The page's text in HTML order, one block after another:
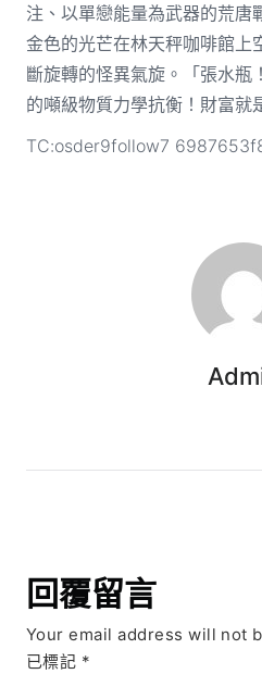
注、以單戀能量為武器的荒唐
金色的光芒在林天秤咖啡館上
斷旋轉的怪異氣旋。「張水瓶
的噸級物質力學抗衡！財富就
TC:osder9follow7
回覆留言
Your email address will not
已標記 *